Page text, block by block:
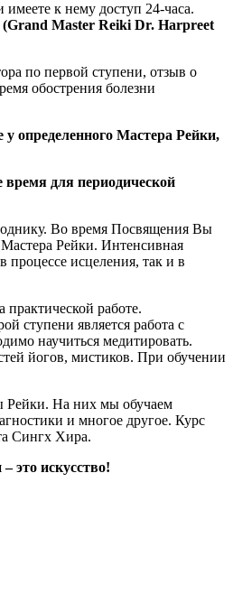
к нему доступ 24-часа.
Master Reiki Dr. Harpreet
по первой ступени, отзыв о
обострения болезни
определенного Мастера Рейки,
для периодической
Во время Посвящения Вы
Рейки. Интенсивная
процессе исцеления, так и в
работе.
ступени является работа с
научиться медитировать.
йогов, мистиков. При обучении
Рейки. На них мы обучаем
и многое другое. Курс
Сингх Хира.
это искусство!